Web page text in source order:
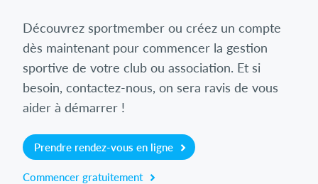
Découvrez sportmember ou créez un compte
dès maintenant pour commencer la gestion
sportive de votre club ou association. Et si
besoin, contactez-nous, on sera ravis de vous
aider à démarrer !
Prendre rendez-vous en ligne
Commencer gratuitement